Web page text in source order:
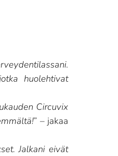
huolehtivat
Circuvix
” – jakaa
Jalkani eivät